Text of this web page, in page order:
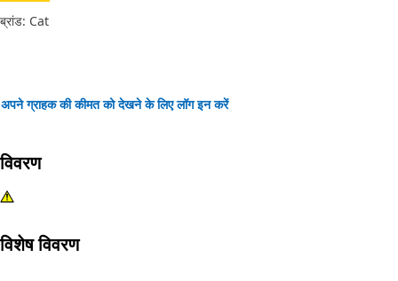
ब्रांड: Cat
अपने ग्राहक की कीमत को देखने के लिए लॉग इन करें
विवरण
विशेष विवरण